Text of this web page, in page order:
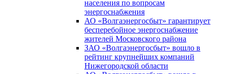
населения по вопросам
энергоснабжения
АО «Волгаэнергосбыт» гарантирует
бесперебойное энергоснабжение
жителей Московского района
ЗАО «Волгаэнергосбыт» вошло в
рейтинг крупнейших компаний
Нижегородской области